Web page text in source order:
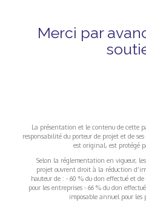
Merci par
La présentation et le contenu de cette
responsabilité du porteur de projet et de
est original, est protégé
Selon la réglementation en vigueur,
projet ouvrent droit à la réduction
hauteur de : - 60 % du don effectué et
pour les entreprises - 66 % du don
imposable annuel pour les